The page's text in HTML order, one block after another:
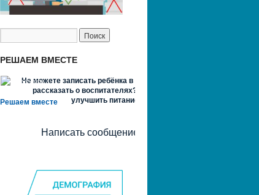
РЕШАЕМ ВМЕСТЕ
Решаем вместе
Не можете записать ребёнка в сад? Хотите
рассказать о воспитателях? Знаете, как
улучшить питание и занятия?
Написать сообщение